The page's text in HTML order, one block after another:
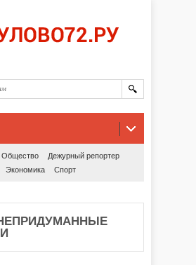
Общество
Дежурный репортер
Экономика
Спорт